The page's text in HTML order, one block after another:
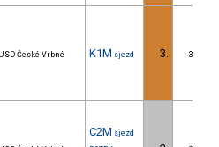
USD České Vrbné K1M sjezd 3. 3/ZS
C2M sjezd